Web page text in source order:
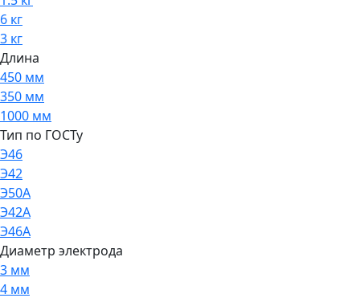
6 кг
3 кг
Длина
450 мм
350 мм
1000 мм
Тип по ГОСТу
Э46
Э42
Э50А
Э42А
Э46А
Диаметр электрода
3 мм
4 мм